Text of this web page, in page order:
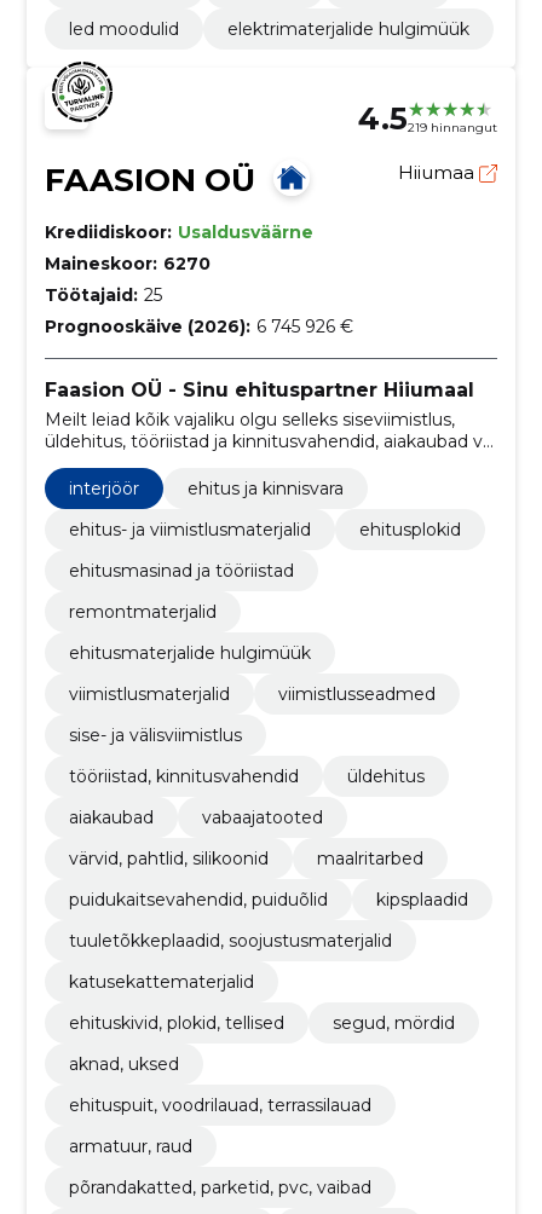
led moodulid
elektrimaterjalide hulgimüük
4.5219 hinnangut
FAASION OÜ Hiiumaa
Krediidiskoor: Usaldusväärne
Maineskoor: 6270
Töötajaid: 25
Prognooskäive (2026): 6 745 926 €
Faasion OÜ - Sinu ehituspartner Hiiumaal
Meilt leiad kõik vajaliku olgu selleks siseviimistlus,
üldehitus, tööriistad ja kinnitusvahendid, aiakaubad või
vabaajatooted.
interjöör
ehitus ja kinnisvara
ehitus- ja viimistlusmaterjalid
ehitusplokid
ehitusmasinad ja tööriistad
remontmaterjalid
ehitusmaterjalide hulgimüük
viimistlusmaterjalid
viimistlusseadmed
sise- ja välisviimistlus
tööriistad, kinnitusvahendid
üldehitus
aiakaubad
vabaajatooted
värvid, pahtlid, silikoonid
maalritarbed
puidukaitsevahendid, puiduõlid
kipsplaadid
tuuletõkkeplaadid, soojustusmaterjalid
katusekattematerjalid
ehituskivid, plokid, tellised
segud, mördid
aknad, uksed
ehituspuit, voodrilauad, terrassilauad
armatuur, raud
põrandakatted, parketid, pvc, vaibad